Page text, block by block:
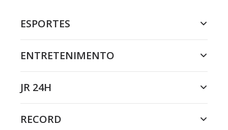
ESPORTES
ENTRETENIMENTO
JR 24H
RECORD